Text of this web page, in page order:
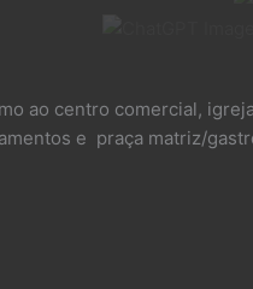
ao centro comercial,
e praça matriz/